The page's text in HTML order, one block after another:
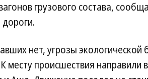
грузового состава,
нет, угрозы экологической
месту происшествия направили